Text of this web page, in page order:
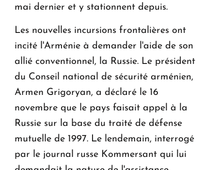
mai dernier et y stationnent depuis.
Les nouvelles incursions frontalières ont
incité l'Arménie à demander l'aide de son
allié conventionnel, la Russie. Le président
du Conseil national de sécurité arménien,
Armen Grigoryan, a déclaré le 16
novembre que le pays faisait appel à la
Russie sur la base du traité de défense
mutuelle de 1997. Le lendemain, interrogé
par le journal russe Kommersant qui lui